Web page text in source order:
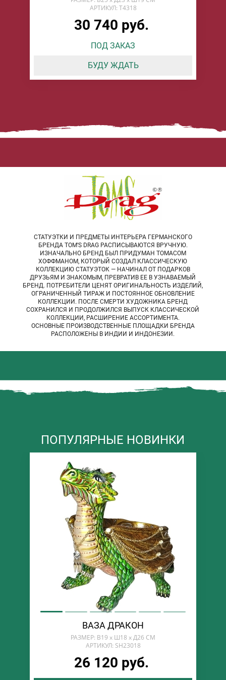
АРТИКУЛ: T4318
30 740 руб.
ПОД ЗАКАЗ
БУДУ ЖДАТЬ
СТАТУЭТКИ И ПРЕДМЕТЫ ИНТЕРЬЕРА ГЕРМАНСКОГО
БРЕНДА TOM’S DRAG РАСПИСЫВАЮТСЯ ВРУЧНУЮ.
ИЗНАЧАЛЬНО БРЕНД БЫЛ ПРИДУМАН ТОМАСОМ
ХОФФМАНОМ, КОТОРЫЙ СОЗДАЛ КЛАССИЧЕСКУЮ
КОЛЛЕКЦИЮ СТАТУЭТОК — НАЧИНАЛ ОТ ПОДАРКОВ
ДРУЗЬЯМ И ЗНАКОМЫМ, ПРЕВРАТИВ ЕЕ В УЗНАВАЕМЫЙ
БРЕНД. ПОТРЕБИТЕЛИ ЦЕНЯТ ОРИГИНАЛЬНОСТЬ ИЗДЕЛИЙ,
ОГРАНИЧЕННЫЙ ТИРАЖ И ПОСТОЯННОЕ ОБНОВЛЕНИЕ
КОЛЛЕКЦИИ. ПОСЛЕ СМЕРТИ ХУДОЖНИКА БРЕНД
СОХРАНИЛСЯ И ПРОДОЛЖИЛСЯ ВЫПУСК КЛАССИЧЕСКОЙ
КОЛЛЕКЦИИ, РАСШИРЕНИЕ АССОРТИМЕНТА.
ОСНОВНЫЕ ПРОИЗВОДСТВЕННЫЕ ПЛОЩАДКИ БРЕНДА
РАСПОЛОЖЕНЫ В ИНДИИ И ИНДОНЕЗИИ.
ПОПУЛЯРНЫЕ НОВИНКИ
ВАЗА ДРАКОН
РАЗМЕР: В19 х Ш18 х Д26 СМ
АРТИКУЛ: SH23018
26 120 руб.